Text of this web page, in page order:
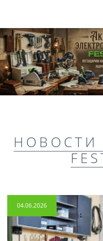
04.06.2026